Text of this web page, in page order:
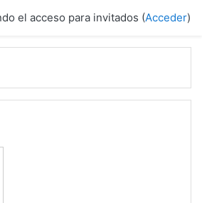
el acceso para invitados (Acceder)